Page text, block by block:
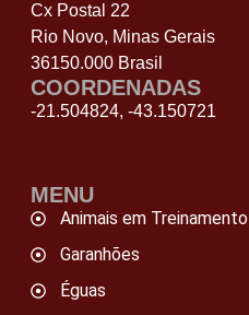
Cx Postal 22
Rio Novo, Minas Gerais
36150.000 Brasil
COORDENADAS
-21.504824, -43.150721
MENU
Animais em Treinamento
Garanhões
Éguas